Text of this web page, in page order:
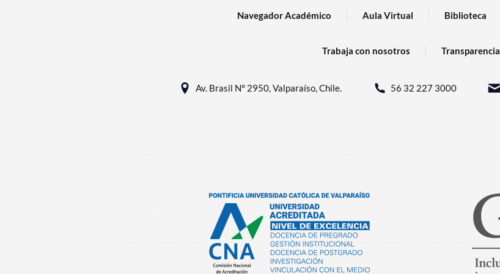
Navegador Académico Aula Virtual Biblioteca
Trabaja con nosotros Transparencia
Av. Brasil N° 2950, Valparaíso, Chile. 56 32 227 3000